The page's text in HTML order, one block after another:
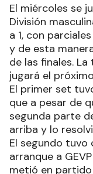
El miércoles se
División
a 1, con
y de esta
de las finales.
jugará el
El primer set
que a pesar de
segunda parte
arriba y lo
El segundo
arranque a
metió en